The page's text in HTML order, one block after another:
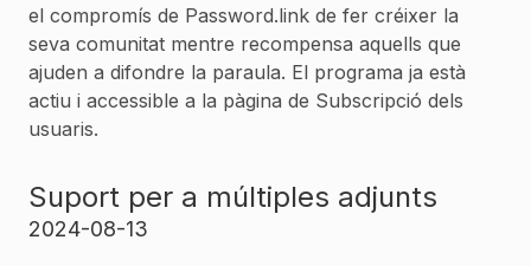
el compromís de Password.link de fer créixer la
seva comunitat mentre recompensa aquells que
ajuden a difondre la paraula. El programa ja està
actiu i accessible a la pàgina de Subscripció dels
usuaris.
Suport per a múltiples adjunts
2024-08-13